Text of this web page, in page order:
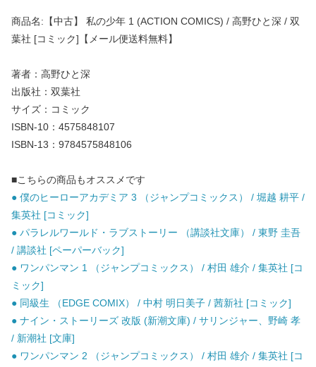
商品名:【中古】 私の少年 1 (ACTION COMICS) / 高野ひと深 / 双
葉社 [コミック]【メール便送料無料】
著者：高野ひと深
出版社：双葉社
サイズ：コミック
ISBN-10：4575848107
ISBN-13：9784575848106
■こちらの商品もオススメです
● 僕のヒーローアカデミア 3 （ジャンプコミックス） / 堀越 耕平 /
集英社 [コミック]
● パラレルワールド・ラブストーリー （講談社文庫） / 東野 圭吾
/ 講談社 [ペーパーバック]
● ワンパンマン 1 （ジャンプコミックス） / 村田 雄介 / 集英社 [コ
ミック]
● 同級生 （EDGE COMIX） / 中村 明日美子 / 茜新社 [コミック]
● ナイン・ストーリーズ 改版 (新潮文庫) / サリンジャー、野崎 孝
/ 新潮社 [文庫]
● ワンパンマン 2 （ジャンプコミックス） / 村田 雄介 / 集英社 [コ